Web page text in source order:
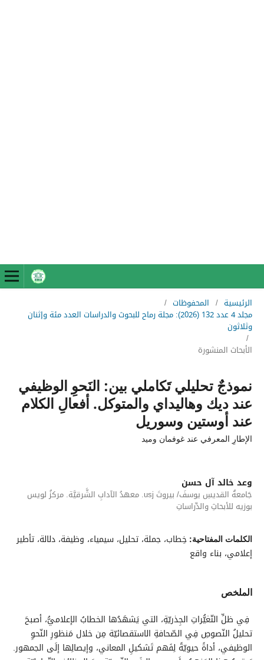
الرئيسية / المحفوظات /
مجلد 4 عدد 132 (2026): مجلة رماح للبحوث والدراسات العدد مئة وإثنان
وثلاثون
/
الأبحاث المنشورة
نموذجٌ تحليلي تَكاملي بين: النَحوِ الوظيفي
عند ديك وهاليداي والمتوكل. أفعالِ الكلام
عند أوستين وسوريل
الإطارِ المعرفي عند غوفمان وميد
وعد خالد آل حسن
جَامعةُ القديسِ يوسفَ/ بيروتَ usj. معهدُ الآدابِ الشَّرقيَّة. مركزُ لويس
بوزيه للأبحاثِ والدِّراساتِ
الكلمات المفتاحية: خِطاب، جملة، تحليل، سيمياء، وظيفة، دلالة، تأطير
إعلامي، بناء واقع
الملخص
فِي ظلِّ التّغيُّراتِ الجِذريّةِ، التي يَشهَدُها الخطابُ الإعلاميُّ، أصبحَ
تحليلُ النّصوصِ فِي الصّحافةِ الاستقصائيّة مِن خلال مَنظورِ النّحوِ
الوظيفي، أداةً حيويّةً لِفَهم تَشكيلِ المعاني، وإيصالِها إلَى الجمهور.